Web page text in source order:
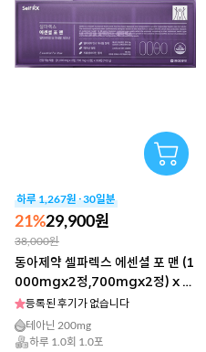
하루 1,267원 · 30일분
21%29,900원
38,000원
동아제약 셀파렉스 에센셜 포 맨 (1
000mgx2정,700mgx2정) x 3
0포등록된 후기가 없습니다
테아닌 200mg
하루 1.0회 1.0포